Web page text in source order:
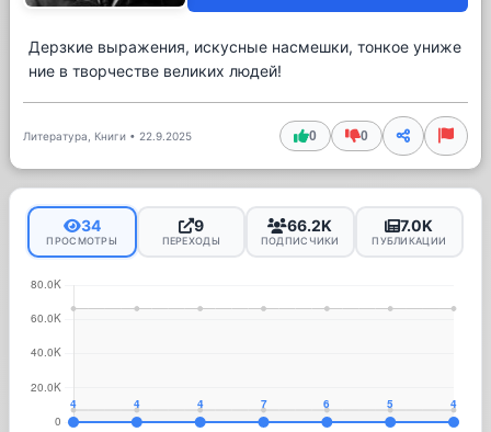
Дерзкие выражения, искусные насмешки, тонкое униже
ние в творчестве великих людей!
Литература, Книги • 22.9.2025 0 0
34
ПРОСМОТРЫ
9
ПЕРЕХОДЫ
66.2K
ПОДПИСЧИКИ
7.0K
ПУБЛИКАЦИИ